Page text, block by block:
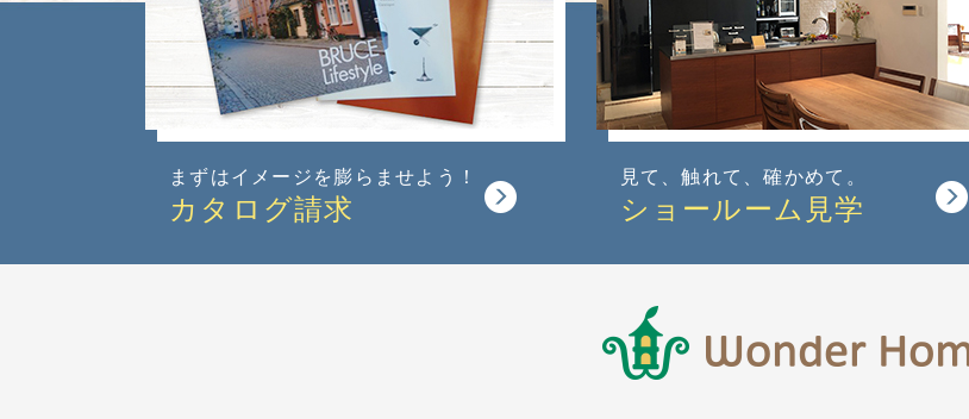
まずはイメージを 膨らませよう！
カタログ請求
見て、触れて、確かめて。
ショールーム 見学